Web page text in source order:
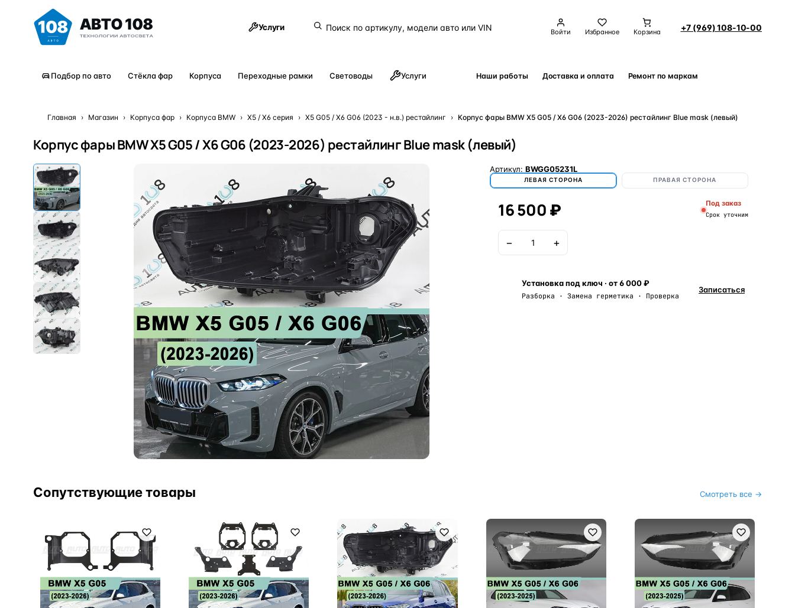
Услуги Войти Избранное Корзина +7 (969) 108-10-00
Подбор по авто Стёкла фар Корпуса Переходные рамки Световоды Услуги Наши работы Доставка и оплата Ремонт по маркам
Главная › Магазин › Корпуса фар › Корпуса BMW › X5 / X6 серия › X5 G05 / X6 G06 (2023 - н.в.) рестайлинг › Корпус фары BMW X5 G05 / X6 G06 (2023-2026) рестайлинг Blue mask (левый)
Корпус фары BMW X5 G05 / X6 G06 (2023-2026) рестайлинг Blue mask (левый)
Артикул: BWGG05231L
ЛЕВАЯ СТОРОНА ПРАВАЯ СТОРОНА
16 500 ₽ Под заказ
Срок уточним
− +
Установка под ключ · от 6 000 ₽
Разборка · Замена герметика · Проверка
Записаться
Сопутствующие товары Смотреть все →